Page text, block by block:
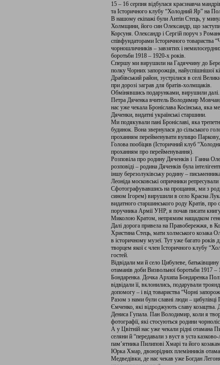
15 – 16 серпня відбулася краєзнавча
та Історичного клубу “Холодний Яр” на
В нашому екіпажі були Антін Стець, у
Холмщини, його син Олександр, що
Корсуня. Олександр і Сергій поруч з
співфундаторами Історичного товариства
чорношличників – завзятих і
боротьби 1918 – 1920-х років.
Спершу ми вирушили на Гадяччину до
полку Чорних запорожців, найуспішнішої
Драбівський район, зустрілися в селі
при дорозі заграв для братів-холмщаків.
Обмінявшись подарунками, вирушили далі.
Петра Дяченка вчитель Володимир
нас уже чекала Броніслава Косінська, яка
Дяченки, видатні українські старшини.
Ми подякували пані Броніславі, яка
будинок. Вона звернулася до сільського
проханням перейменувати вулицю
Голова пообіцяв (Історичний клуб
проханням про перейменування).
Розповіла про родину Дяченків і Ганна
розповіді – родина Дяченків була
іншу березолуківську родину –
Леоніда московські опричники
Сфотографувавшись на прощання, ми з
сином Ігорем) вирушили в село Красна
видатного старшинського роду Кратів,
поручника Армії УНР, я почав писати
Миколою Кратом, непрямим нащадком
Далі дорога привела на Правобережжя, в
Христина Стець, мати холмського козака
в історичному музеї. Тут уже багато років
творцем якої є член Історичного клубу
гостей.
Відвідали ми й село Цибулеве,
отаманів доби Визвольної боротьби 1917
Бондаренка. Дочка Архипа Бондаренка
відвідали її, вклонились, подарували
допомогу – і від товариства “Чорні
Разом з нами були славні люди –
Ємченко, які відроджують славу
Дениса Гупала. Пан Володимир, коли я
фотографії, які стосуються родини
А у Цвітній нас уже чекали рідні отамана
селяни й “передавали з вуст в уста
пам’ятника Пилипові Хмарі та його
Юрка Хмар, двоюрідних племінників
Медведівки, де нас чекав уже Богдан